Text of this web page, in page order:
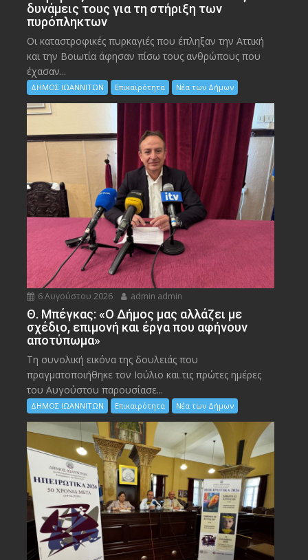
δυνάμεις τους για τη στήριξη των
πυρόπληκτων
Οι καταστροφικές πυρκαγιές που έπληξαν την Αττική
και την Bοιωτία άφησαν πίσω τους ανθρώπους που
έχασαν...
ΔΗΜΟΣ ΙΩΑΝΝΙΤΩΝ Επικαιρότητα Νέα των Δήμων
6 Αυγούστου 2026 admin admin
Θ. Μπέγκας: «Ο Δήμος μας αλλάζει με
σχέδιο, επιμονή και έργα που αφήνουν
αποτύπωμα»
Τη συνολική εικόνα της δουλειάς που
πραγματοποιήθηκε τον Ιούλιο και τις πρώτες ημέρες
του Αυγούστου παρουσίασε...
ΔΗΜΟΣ ΙΩΑΝΝΙΤΩΝ Επικαιρότητα Νέα των Δήμων